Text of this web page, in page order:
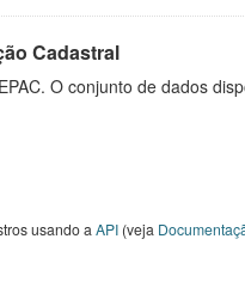
Cadastral
O conjunto de dados
usando a API(veja